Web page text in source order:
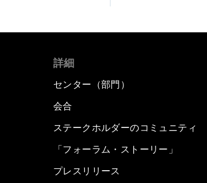
詳細
センター（部門）
会合
ステークホルダーのコミュニティ
「フォーラム・ストーリー」
プレスリリース